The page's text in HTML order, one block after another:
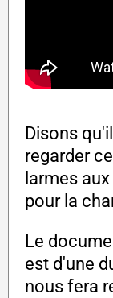
Disons
regarder
larmes
pour la
Le
est d'une
nous fera